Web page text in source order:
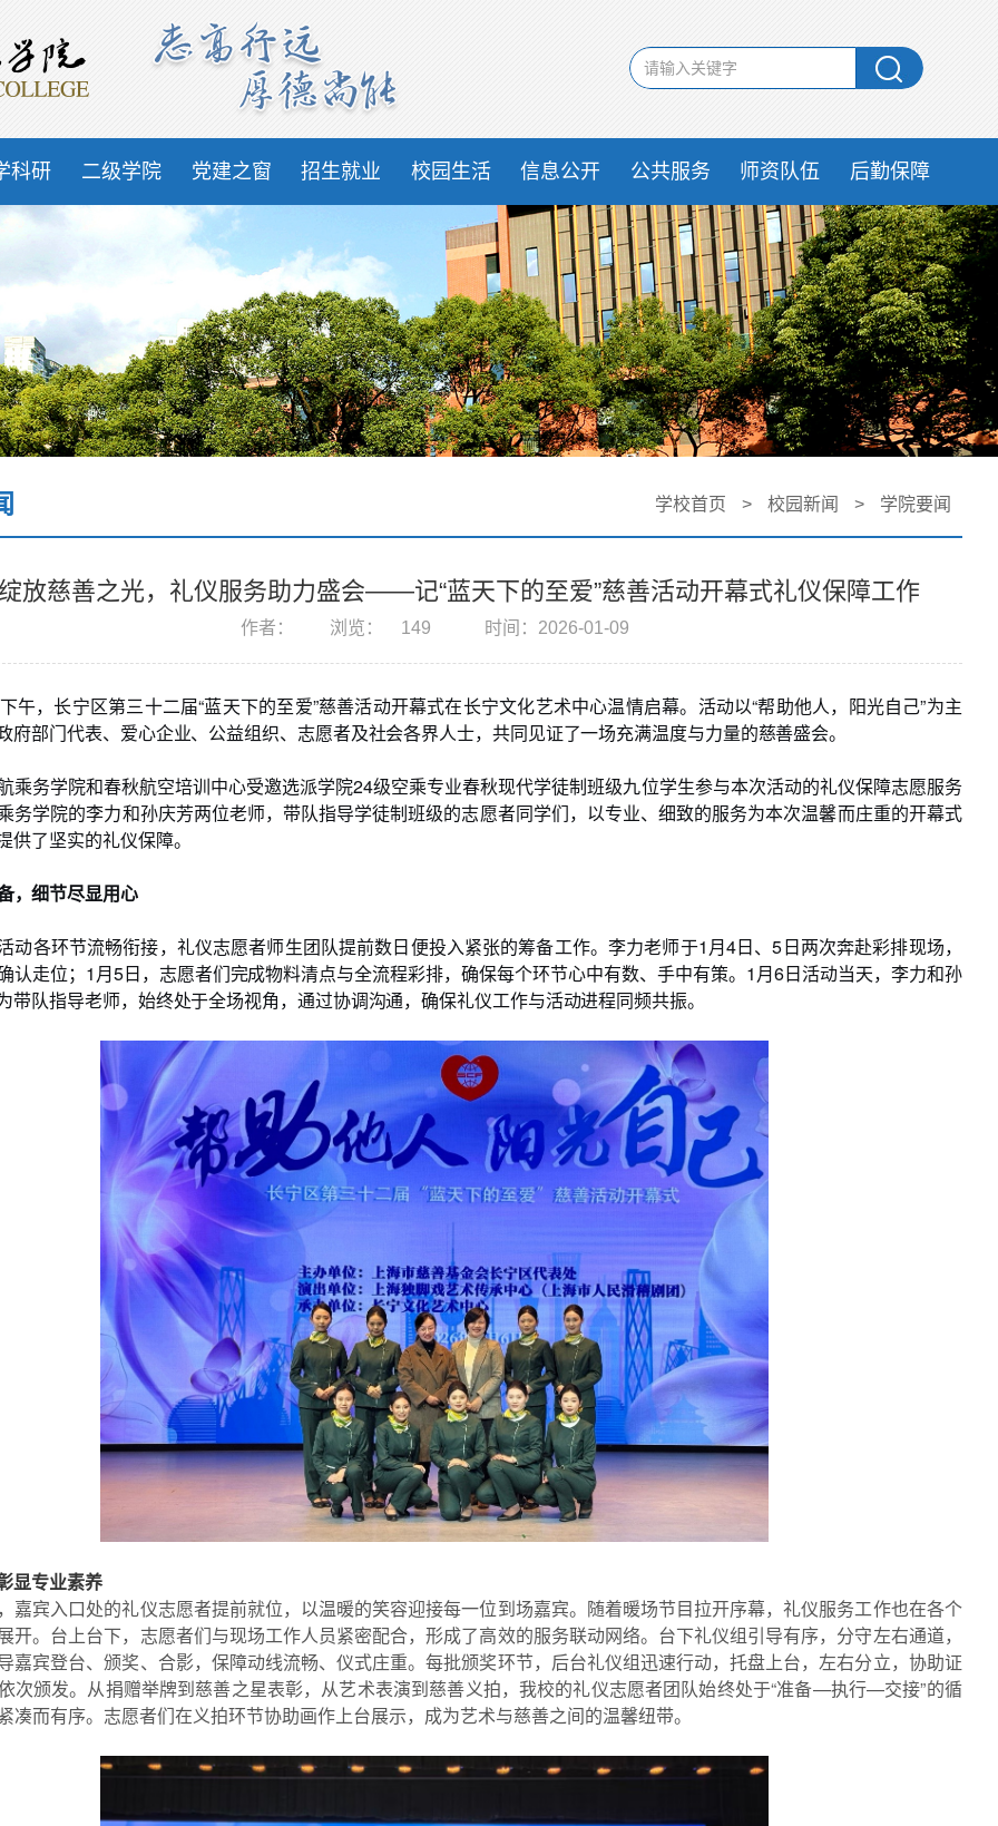
科研 二级学院 党建之窗 招生就业 校园生活 信息公开 公共服务 师资队伍 后勤保障
学校首页 > 校园新闻 > 学院要闻
放慈善之光，礼仪服务助力盛会——记“蓝天下的至爱”慈善活动开幕式礼仪保障工作
作者： 浏览： 149 时间：2026-01-09
午，长宁区第三十二届“蓝天下的至爱”慈善活动开幕式在长宁文化艺术中心温情启幕。活动以“帮助他人，阳光自己”为主
府部门代表、爱心企业、公益组织、志愿者及社会各界人士，共同见证了一场充满温度与力量的慈善盛会。
乘务学院和春秋航空培训中心受邀选派学院24级空乘专业春秋现代学徒制班级九位学生参与本次活动的礼仪保障志愿服务
务学院的李力和孙庆芳两位老师，带队指导学徒制班级的志愿者同学们，以专业、细致的服务为本次温馨而庄重的开幕式
供了坚实的礼仪保障。
，细节尽显用心
动各环节流畅衔接，礼仪志愿者师生团队提前数日便投入紧张的筹备工作。李力老师于1月4日、5日两次奔赴彩排现场，
认走位；1月5日，志愿者们完成物料清点与全流程彩排，确保每个环节心中有数、手中有策。1月6日活动当天，李力和孙
带队指导老师，始终处于全场视角，通过协调沟通，确保礼仪工作与活动进程同频共振。
显专业素养
嘉宾入口处的礼仪志愿者提前就位，以温暖的笑容迎接每一位到场嘉宾。随着暖场节目拉开序幕，礼仪服务工作也在各个
开。台上台下，志愿者们与现场工作人员紧密配合，形成了高效的服务联动网络。台下礼仪组引导有序，分守左右通道，
嘉宾登台、颁奖、合影，保障动线流畅、仪式庄重。每批颁奖环节，后台礼仪组迅速行动，托盘上台，左右分立，协助证
次颁发。从捐赠举牌到慈善之星表彰，从艺术表演到慈善义拍，我校的礼仪志愿者团队始终处于“准备—执行—交接”的循
凑而有序。志愿者们在义拍环节协助画作上台展示，成为艺术与慈善之间的温馨纽带。